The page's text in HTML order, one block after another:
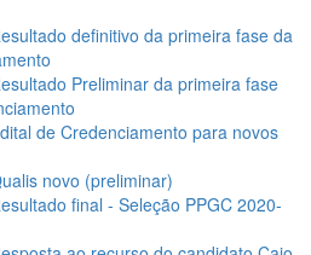
definitivo da primeira fase da
Preliminar da primeira fase
de Credenciamento para novos
novo (preliminar)
final - Seleção PPGC 2020-